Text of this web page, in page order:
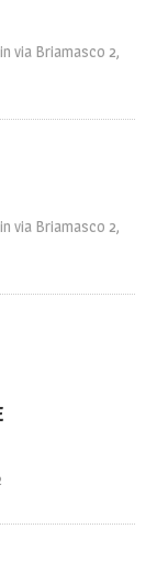
via Briamasco 2,
via Briamasco 2,